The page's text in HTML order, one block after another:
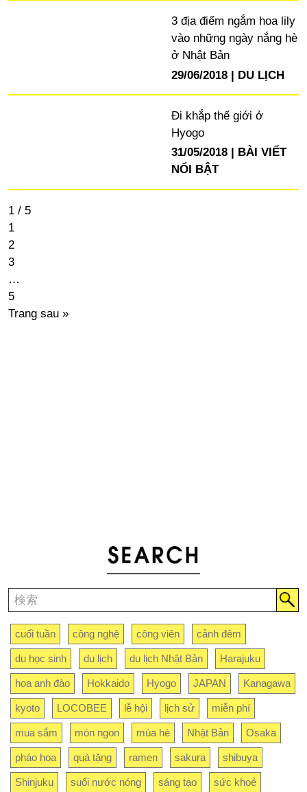
3 địa điểm ngắm hoa lily
vào những ngày nắng hè
ở Nhật Bản
29/06/2018
DU LỊCH
Đi khắp thế giới ở
Hyogo
31/05/2018
BÀI VIẾT
NỔI BẬT
1 / 5
1
2
3
…
5
Trang sau »
cuối tuần công nghệ công viên cảnh đêm
du học sinh du lịch du lịch Nhật Bản Harajuku
hoa anh đào Hokkaido Hyogo JAPAN Kanagawa
kyoto LOCOBEE lễ hội lịch sử miễn phí
mua sắm món ngon mùa hè Nhật Bản Osaka
pháo hoa quà tặng ramen sakura shibuya
Shinjuku suối nước nóng sáng tạo sức khoẻ